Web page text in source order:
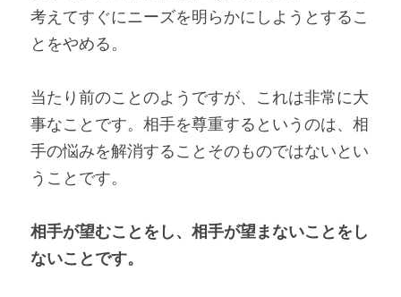
考えてすぐにニーズを明らかにしようとするこ
とをやめる。
当たり前のことのようですが、これは非常に大
事なことです。相手を尊重するというのは、相
手の悩みを解消することそのものではないとい
うことです。
相手が望むことをし、相手が望まないことをし
ないことです。